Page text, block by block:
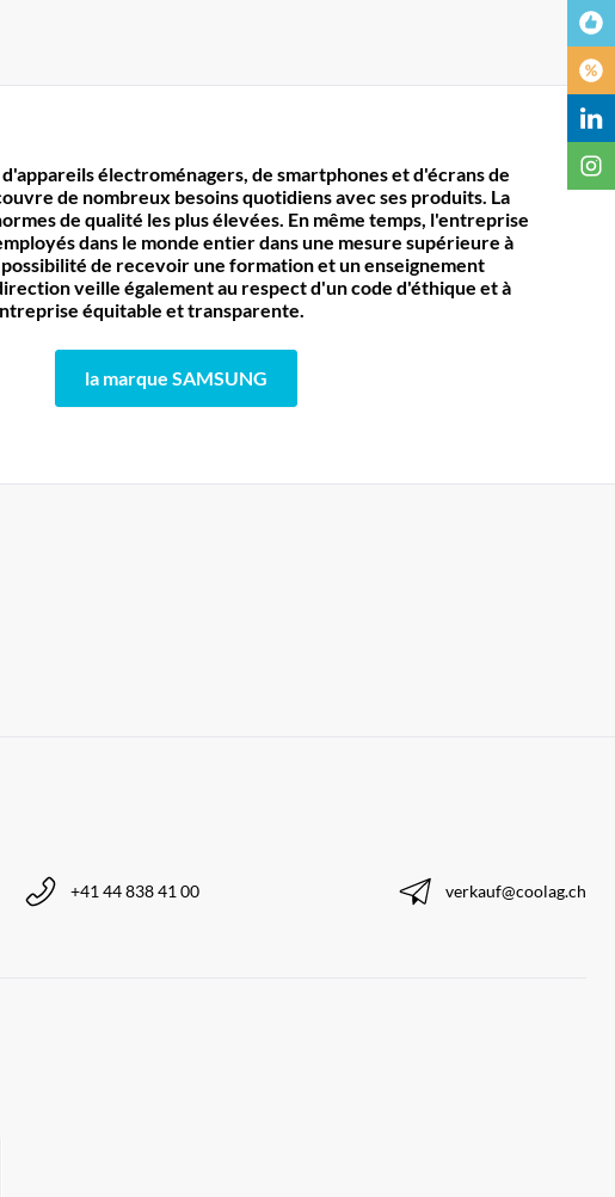
électroménagers, de smartphones et d'écrans de
de nombreux besoins quotidiens avec ses produits. La
de qualité les plus élevées. En même temps, l'entreprise
dans le monde entier dans une mesure supérieure à
possibilité de recevoir une formation et un enseignement
veille également au respect d'un code d'éthique et à
équitable et transparente.
la marque SAMSUNG
+41 44 838 41 00 verkauf@coolag.ch